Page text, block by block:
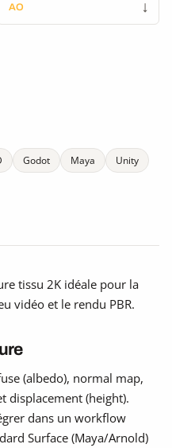
AO ↓
Godot Maya
Unity
tissu 2K idéale pour la
vidéo et le rendu PBR.
(albedo), normal map,
displacement (height).
dans un workflow
Surface (Maya/Arnold)